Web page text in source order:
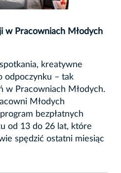
w Pracowniach Młodych
kreatywne
odpoczynku – tak
w Pracowniach Młodych.
Młodych
bezpłatnych
od 13 do 26 lat, które
spędzić ostatni miesiąc